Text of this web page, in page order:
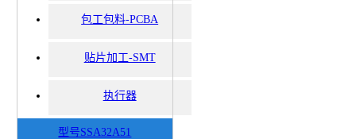
包工包料-PCBA
贴片加工-SMT
执行器
型号SSA32A51